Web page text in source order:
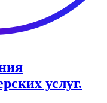
услуг.